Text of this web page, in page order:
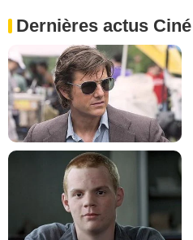
Dernières actus Ciné